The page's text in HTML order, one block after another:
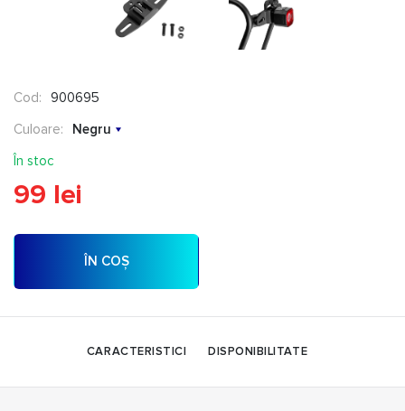
Cod:
900695
Culoare:
Negru
În stoc
99 lei
ÎN COȘ
CARACTERISTICI DISPONIBILITATE